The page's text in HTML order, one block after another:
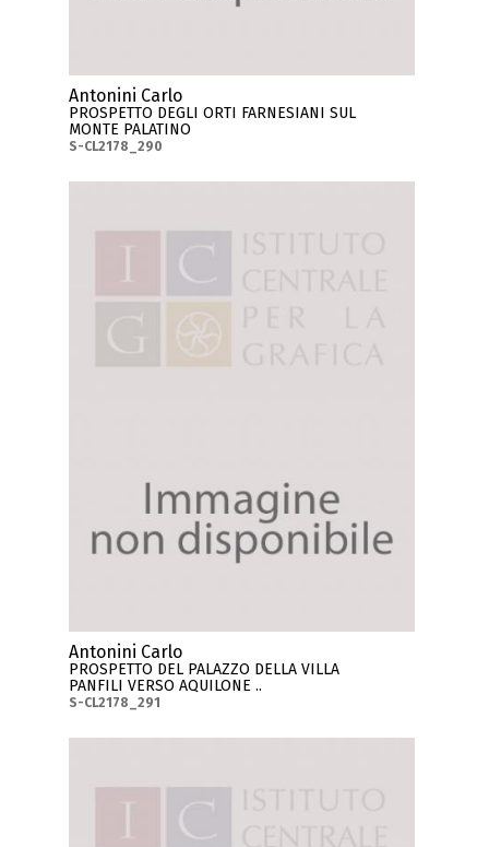
Antonini Carlo
PROSPETTO DEGLI ORTI FARNESIANI SUL
MONTE PALATINO
S-CL2178_290
Antonini Carlo
PROSPETTO DEL PALAZZO DELLA VILLA
PANFILI VERSO AQUILONE ..
S-CL2178_291